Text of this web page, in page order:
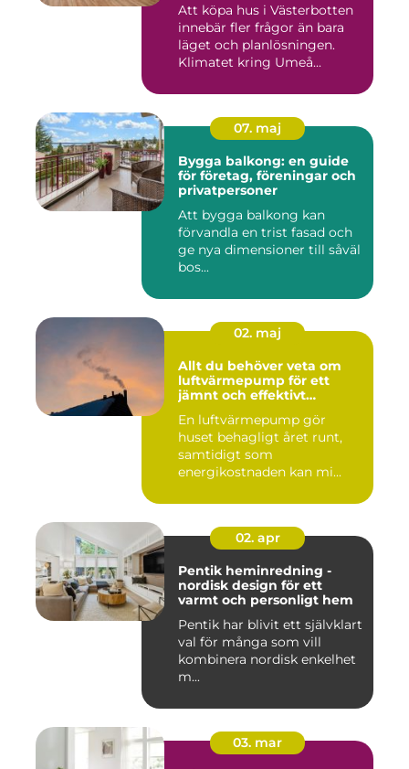
Att köpa hus i Västerbotten
innebär fler frågor än bara
läget och planlösningen.
Klimatet kring Umeå...
07. maj
Bygga balkong: en guide
för företag, föreningar och
privatpersoner
Att bygga balkong kan
förvandla en trist fasad och
ge nya dimensioner till såväl
bos...
02. maj
Allt du behöver veta om
luftvärmepump för ett
jämnt och effektivt
En luftvärmepump gör
huset behagligt året runt,
samtidigt som
energikostnaden kan mi...
02. apr
Pentik heminredning -
nordisk design för ett
varmt och personligt hem
Pentik har blivit ett självklart
val för många som vill
kombinera nordisk enkelhet
m...
03. mar